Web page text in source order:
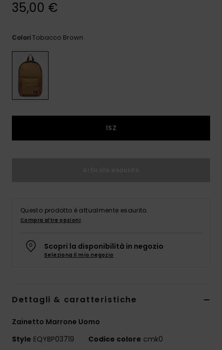
35,00 €
ColoriTobacco Brown
1SZ
Questo prodotto è attualmente esaurito.
Compra altre opzioni
Scopri la disponibilità in negozio
Seleziona il mio negozio
Dettagli & caratteristiche
Zainetto Marrone Uomo
Style EQYBP03719 Codice colore cmk0